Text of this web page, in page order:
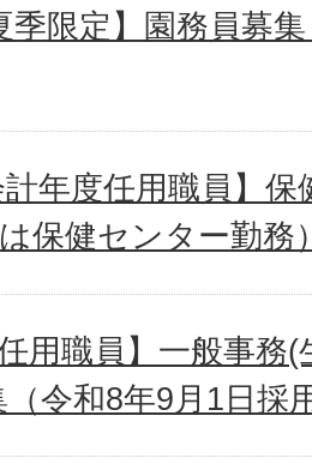
季限定】園務員募
計年度任用職員】
は保健センター勤務
任用職員】一般事務
令和8年9月1日採